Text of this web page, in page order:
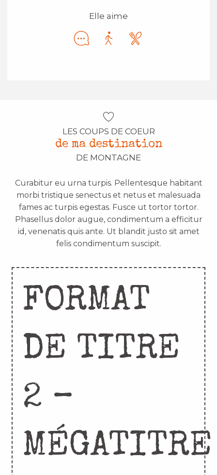
Elle aime
LES COUPS DE COEUR
de ma destination
DE MONTAGNE
Curabitur eu urna turpis. Pellentesque habitant
morbi tristique senectus et netus et malesuada
fames ac turpis egestas. Fusce ut tortor tortor.
Phasellus dolor augue, condimentum a efficitur
id, venenatis quis ante. Ut blandit justo sit amet
felis condimentum suscipit.
FORMAT
DE TITRE
2 –
MÉGATITRE